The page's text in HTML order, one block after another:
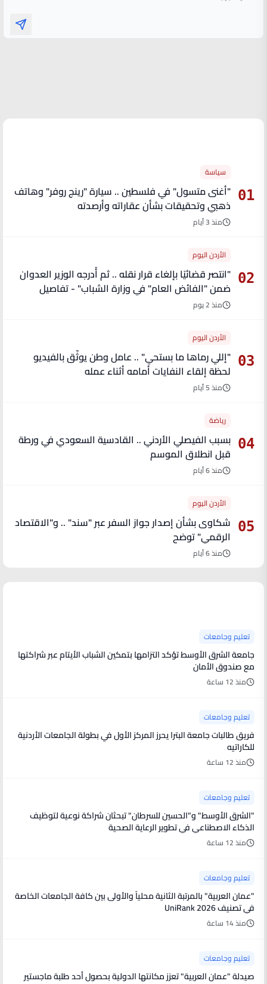
01
سياسة
"أغنى متسول" في فلسطين .. سيارة "رينج روفر" وهاتف
ذهبي وتحقيقات بشأن عقاراته وأرصدته
منذ 3 أيام
02
الأردن اليوم
"انتصر قضائيًا بإلغاء قرار نقله .. ثم أُدرجه الوزير العدوان
ضمن "الفائض العام" في وزارة الشباب" - تفاصيل
منذ 2 يوم
03
الأردن اليوم
"إللي رماها ما بستحي" .. عامل وطن يوثّق بالفيديو
لحظة إلقاء النفايات أمامه أثناء عمله
منذ 5 أيام
04
رياضة
بسبب الفيصلي الأردني .. القادسية السعودي في ورطة
قبل انطلاق الموسم
منذ 6 أيام
05
الأردن اليوم
شكاوى بشأن إصدار جواز السفر عبر "سند" .. و"الاقتصاد
الرقمي" توضح
منذ 6 أيام
تعليم وجامعات
جامعة الشرق الأوسط تؤكد التزامها بتمكين الشباب الأيتام عبر شراكتها
مع صندوق الأمان
منذ 12 ساعة
تعليم وجامعات
فريق طالبات جامعة البترا يحرز المركز الأول في بطولة الجامعات الأردنية
للكاراتيه
منذ 12 ساعة
تعليم وجامعات
"الشرق الأوسط" و"الحسين للسرطان" تبحثان شراكة نوعية لتوظيف
الذكاء الاصطناعي في تطوير الرعاية الصحية
منذ 12 ساعة
تعليم وجامعات
"عمان العربية" بالمرتبة الثانية محلياً والأولى بين كافة الجامعات الخاصة
في تصنيف UniRank 2026
منذ 14 ساعة
تعليم وجامعات
صيدلة "عمان العربية" تعزز مكانتها الدولية بحصول أحد طلبة ماجستير